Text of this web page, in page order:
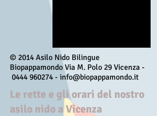
© 2014 Asilo Nido Bilingue
Biopappamondo Via M. Polo 29 Vicenza -
0444 960274 - info@biopappamondo.it
Le rette e gli orari del nostro
asilo nido a Vicenza